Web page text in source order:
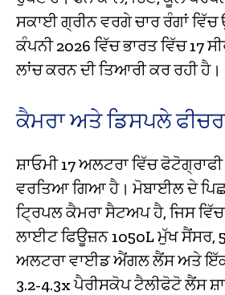
ਸਕਾਈ ਗ੍ਰੀਨ ਵਰਗੇ ਚਾਰ ਰੰਗਾਂ
ਕੰਪਨੀ 2026 ਵਿੱਚ ਭਾਰਤ ਵਿੱਚ 17
ਲਾਂਚ ਕਰਨ ਦੀ ਤਿਆਰੀ ਕਰ ਰਹੀ ਹੈ।
ਕੈਮਰਾ ਅਤੇ ਡਿਸਪਲੇ
ਸ਼ਾਓਮੀ 17 ਅਲਟਰਾ ਵਿੱਚ
ਵਰਤਿਆ ਗਿਆ ਹੈ। ਮੋਬਾਈਲ ਦੇ
ਟ੍ਰਿਪਲ ਕੈਮਰਾ ਸੈਟਅਪ ਹੈ, ਜਿਸ
ਲਾਈਟ ਫਿਊਜ਼ਨ 1050L ਮੁੱਖ ਸੈਂਸਰ,
ਅਲਟਰਾ ਵਾਈਡ ਐਂਗਲ ਲੈਂਸ ਅਤੇ
3.2-4.3x ਪੈਰੀਸਕੋਪ ਟੈਲੀਫੋਟੋ ਲੈਂਸ